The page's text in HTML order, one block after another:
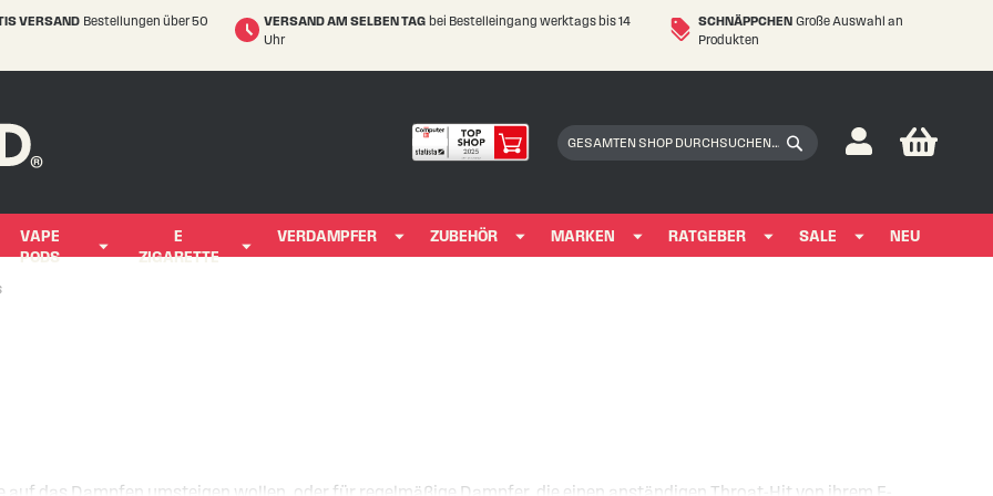
VERSAND Bestellungen über 50
VERSAND AM SELBEN TAG bei Bestelleingang werktags bis 14
Uhr
SCHNÄPPCHEN Große Auswahl an
Produkten
Suchen
My
VAPE
PODS
E
ZIGARETTE
VERDAMPFER ZUBEHÖR MARKEN RATGEBER SALE NEU
das Dampfen umsteigen wollen, oder für regelmäßige Dampfer, die einen anständigen Throat-Hit von ihrem E-